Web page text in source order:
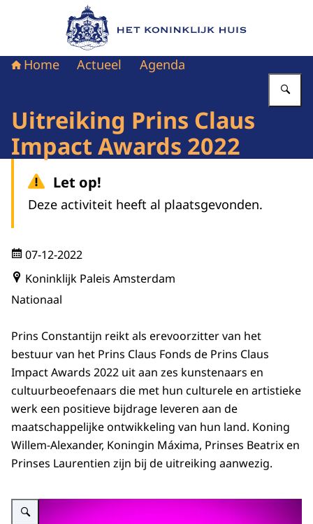
Naar de homepage van Het Koninklijk Huis
Home Actueel Agenda
Uitreiking Prins Claus
Impact Awards 2022
Let op!
Deze activiteit heeft al plaatsgevonden.
07-12-2022
Koninklijk Paleis Amsterdam
Nationaal
Prins Constantijn reikt als erevoorzitter van het
bestuur van het Prins Claus Fonds de Prins Claus
Impact Awards 2022 uit aan zes kunstenaars en
cultuurbeoefenaars die met hun culturele en artistieke
werk een positieve bijdrage leveren aan de
maatschappelijke ontwikkeling van hun land. Koning
Willem-Alexander, Koningin Máxima, Prinses Beatrix en
Prinses Laurentien zijn bij de uitreiking aanwezig.
Vergroot afbeelding Prins Constantijn reikt Prins Claus Impact Awards